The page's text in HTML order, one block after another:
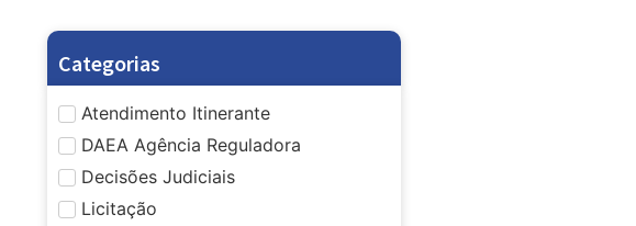
Categorias
Atendimento Itinerante
DAEA Agência Reguladora
Decisões Judiciais
Licitação